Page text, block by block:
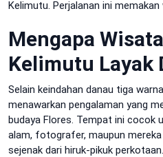
Kelimutu. Perjalanan ini
Mengapa
Kelimutu Layak
Selain keindahan danau tiga
menawarkan pengalaman yang
budaya Flores. Tempat ini cocok
alam, fotografer, maupun mereka
sejenak dari hiruk-pikuk